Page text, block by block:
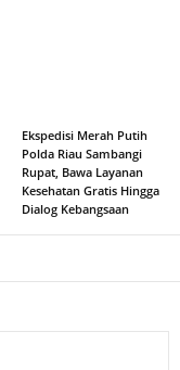
Ekspedisi Merah Putih
Polda Riau Sambangi
Rupat, Bawa Layanan
Kesehatan Gratis Hingga
Dialog Kebangsaan